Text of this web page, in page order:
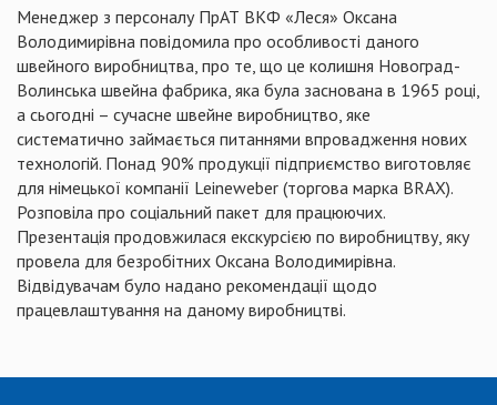
Менеджер з персоналу ПрАТ ВКФ «Леся» Оксана
Володимирівна повідомила про особливості даного
швейного виробництва, про те, що це колишня Новоград-
Волинська швейна фабрика, яка була заснована в 1965 році,
а сьогодні – сучасне швейне виробництво, яке
систематично займається питаннями впровадження нових
технологій. Понад 90% продукції підприємство виготовляє
для німецької компанії Leineweber (торгова марка BRAX).
Розповіла про соціальний пакет для працюючих.
Презентація продовжилася екскурсією по виробництву, яку
провела для безробітних Оксана Володимирівна.
Відвідувачам було надано рекомендації щодо
працевлаштування на даному виробництві.